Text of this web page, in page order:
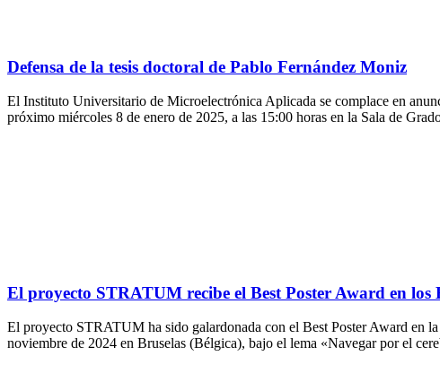
Defensa de la tesis doctoral de Pablo Fernández Moniz
El Instituto Universitario de Microelectrónica Aplicada se complace en
próximo miércoles 8 de enero de 2025, a las 15:00 horas en la Sala de
El proyecto STRATUM recibe el Best Poster Award en
El proyecto STRATUM ha sido galardonada con el Best Poster Award en
noviembre de 2024 en Bruselas (Bélgica), bajo el lema «Navegar por el